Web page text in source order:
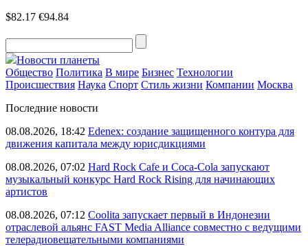
$82.17 €94.84
Новости планеты
Общество Политика В мире Бизнес Технологии
Происшествия Наука Спорт Стиль жизни Компании Москва
Последние новости
08.08.2026, 18:42 Edenex: создание защищенного контура для
движения капитала между юрисдикциями
08.08.2026, 07:02 Hard Rock Cafe и Coca-Cola запускают
музыкальный конкурс Hard Rock Rising для начинающих
артистов
08.08.2026, 07:12 Coolita запускает первый в Индонезии
отраслевой альянс FAST Media Alliance совместно с ведущими
телерадиовещательными компаниями